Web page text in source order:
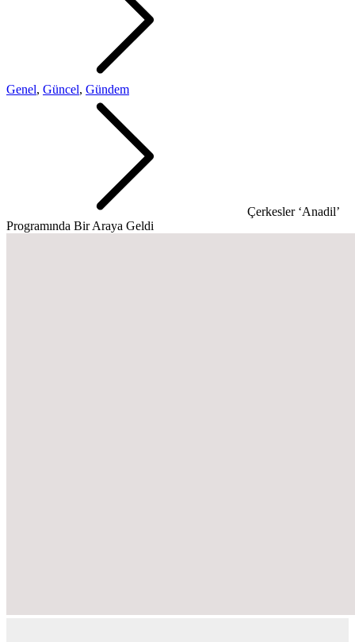
Genel, Güncel, Gündem
Çerkesler ‘Anadil’
Programında Bir Araya Geldi